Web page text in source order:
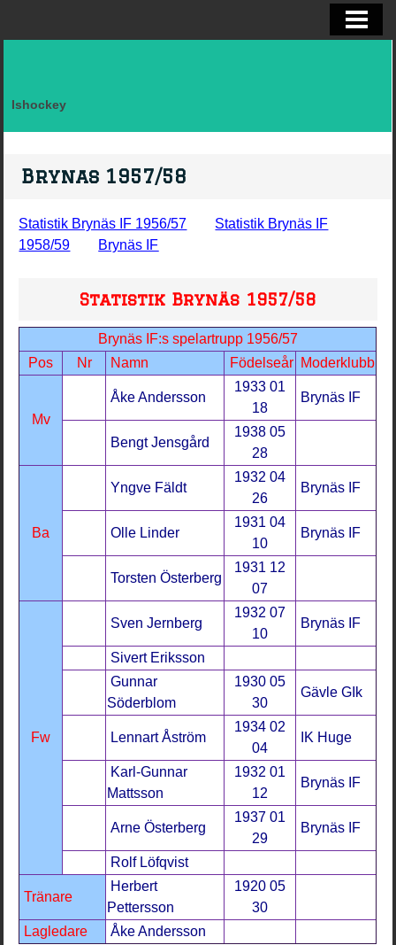
BRYNÄS SPELARSTATISTIK
Ishockey
Brynas 1957/58
Statistik Brynäs IF 1956/57
Statistik Brynäs IF
1958/59
Brynäs IF
Statistik Brynäs 1957/58
Brynäs IF:s spelartrupp 1956/57
Pos
Nr Namn Födelseår Moderklubb
Mv
Åke Andersson
1933 01
18
Brynäs IF
Bengt Jensgård
1938 05
28
Ba
Yngve Fäldt
1932 04
26
Brynäs IF
Olle Linder
1931 04
10
Brynäs IF
Torsten Österberg
1931 12
07
Fw
Sven Jernberg
1932 07
10
Brynäs IF
Sivert Eriksson
Gunnar
Söderblom
1930 05
30
Gävle GIk
Lennart Åström
1934 02
04
IK Huge
Karl-Gunnar
Mattsson
1932 01
12
Brynäs IF
Arne Österberg
1937 01
29
Brynäs IF
Rolf Löfqvist
Tränare
Herbert
Pettersson
1920 05
30
Lagledare
Åke Andersson